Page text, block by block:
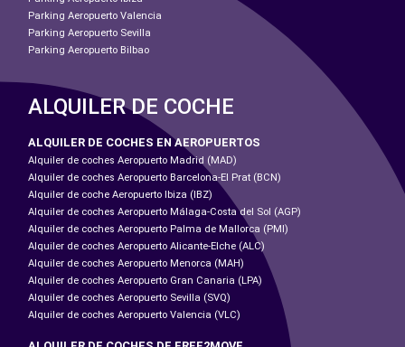
Parking Aeropuerto Valencia
Parking Aeropuerto Sevilla
Parking Aeropuerto Bilbao
ALQUILER DE COCHE
ALQUILER DE COCHES EN AEROPUERTOS
Alquiler de coches Aeropuerto Madrid (MAD)
Alquiler de coches Aeropuerto Barcelona-El Prat (BCN)
Alquiler de coche Aeropuerto Ibiza (IBZ)
Alquiler de coches Aeropuerto Málaga-Costa del Sol (AGP)
Alquiler de coches Aeropuerto Palma de Mallorca (PMI)
Alquiler de coches Aeropuerto Alicante-Elche (ALC)
Alquiler de coches Aeropuerto Menorca (MAH)
Alquiler de coches Aeropuerto Gran Canaria (LPA)
Alquiler de coches Aeropuerto Sevilla (SVQ)
Alquiler de coches Aeropuerto Valencia (VLC)